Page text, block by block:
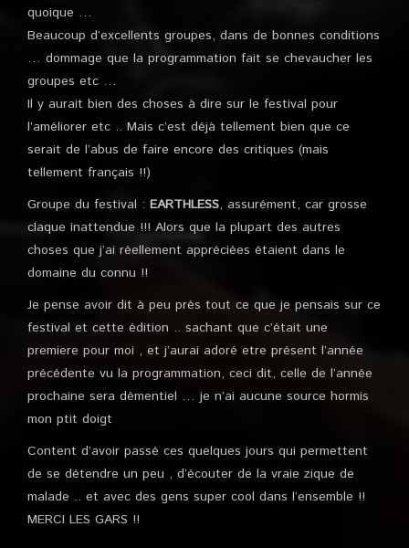
quoique …
Beaucoup d’excellents groupes, dans de bonnes conditions
… dommage que la programmation fait se chevaucher les
groupes etc …
Il y aurait bien des choses à dire sur le festival pour
l’améliorer etc .. Mais c’est déjà tellement bien que ce
serait de l’abus de faire encore des critiques (mais
tellement français !!)
Groupe du festival : EARTHLESS, assurément, car grosse
claque inattendue !!! Alors que la plupart des autres
choses que j’ai réellement appréciées étaient dans le
domaine du connu !!
Je pense avoir dit à peu près tout ce que je pensais sur ce
festival et cette édition .. sachant que c’était une
premiere pour moi , et j’aurai adoré etre présent l’année
précédente vu la programmation, ceci dit, celle de l’année
prochaine sera démentiel … je n’ai aucune source hormis
mon ptit doigt
Content d’avoir passé ces quelques jours qui permettent
de se détendre un peu , d’écouter de la vraie zique de
malade .. et avec des gens super cool dans l’ensemble !!
MERCI LES GARS !!